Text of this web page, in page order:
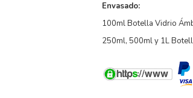
Envasado:
100ml Botella Vidrio
250ml, 500ml y 1L